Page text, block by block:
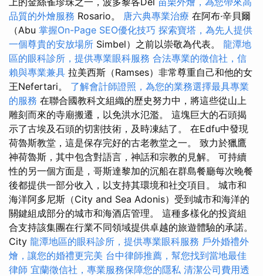
品質的外燴服務 Rosario。 唐六典專業治療 在阿布·辛貝爾
（Abu 掌握On-Page SEO優化技巧 探索寶塔，為先人提供
一個尊貴的安放場所 Simbel）之前以崇敬為代表。 龍潭地
區的眼科診所，提供專業眼科服務 合法專業的徵信社，信
賴與專業兼具 拉美西斯（Ramses）非常尊重自己和他的女
王Nefertari。 了解會計師證照，為您的業務選擇最具專業
的服務 在聯合國教科文組織的歷史努力中，將這些從山上
雕刻而來的寺廟搬遷，以免洪水氾濫。 這塊巨大的石頭揭
示了古埃及石頭的切割技術，及時凍結了。 在Edfu中發現
荷魯斯教堂，這是保存完好的古老教堂之一。 致力於獵鷹
神荷魯斯，其中包含對語言，神話和宗教的見解。 可持續
性的另一個方面是，哥斯達黎加的沉船在群島餐廳每次晚餐
後都提供一部分收入，以支持其環境和社交項目。 城市和
海洋阿多尼斯（City and Sea Adonis）受到城市和海洋的
關鍵組成部分的城市和海酒店管理。 這種多樣化的投資組
合支持該集團在行業不同領域提供卓越的旅遊體驗的承諾。
City 龍潭地區的眼科診所，提供專業眼科服務 戶外婚禮外
燴，讓您的婚禮更完美 台中律師推薦，幫您找到當地最佳
律師 宜蘭徵信社，專業服務保障您的隱私 清潔公司費用透